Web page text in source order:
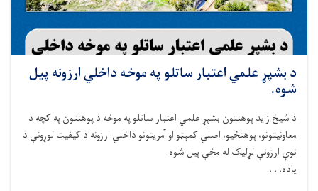
د بشپړ علمي اعتبار ساتلو په موخه داخلي ارزونه پیل
شوه.
د شيخ زايد پوهنتون بشپړ علمي اعتبار ساتلو په موخه د پوهنتون په کچه د
معاونيتونو، پوهنځیو، اصلي کمېټو او آمريتونو داخلي ارزونه د کيفيت لوړونې د
نوې ارزونې لړلیک له مخې پیل شوه.
ياده. . .